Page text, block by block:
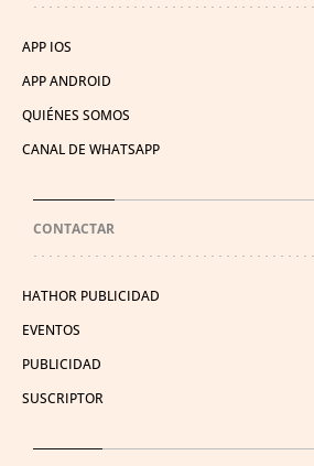
APP IOS
APP ANDROID
QUIÉNES SOMOS
CANAL DE WHATSAPP
CONTACTAR
HATHOR PUBLICIDAD
EVENTOS
PUBLICIDAD
SUSCRIPTOR